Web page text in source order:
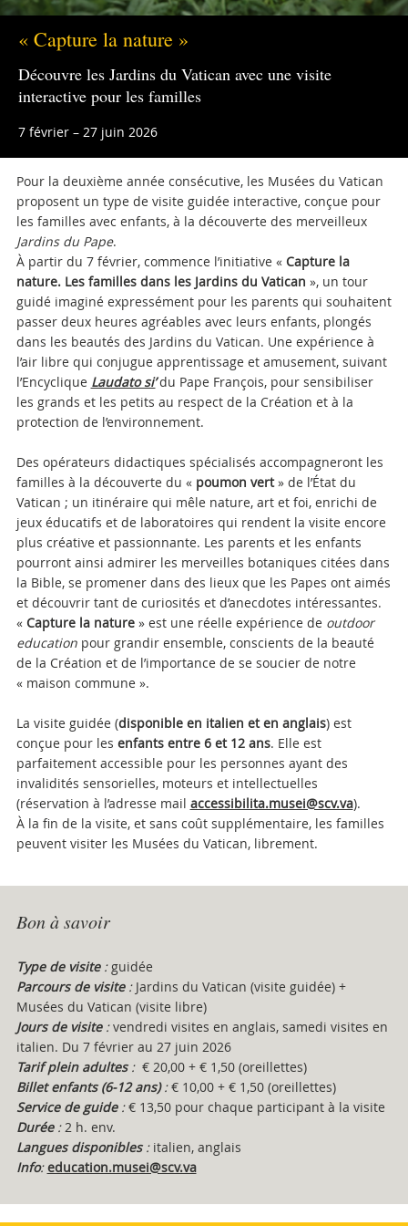
« Capture la nature »
Découvre les Jardins du Vatican avec une visite
interactive pour les familles
7 février – 27 juin 2026
Pour la deuxième année consécutive, les Musées du Vatican
proposent un type de visite guidée interactive, conçue pour
les familles avec enfants, à la découverte des merveilleux
Jardins du Pape.
À partir du 7 février, commence l’initiative «Capture la
nature. Les familles dans les Jardins du Vatican », un tour
guidé imaginé expressément pour les parents qui souhaitent
passer deux heures agréables avec leurs enfants, plongés
dans les beautés des Jardins du Vatican. Une expérience à
l’air libre qui conjugue apprentissage et amusement, suivant
l’Encyclique Laudato si’ du Pape François, pour sensibiliser
les grands et les petits au respect de la Création et à la
protection de l’environnement.
Des opérateurs didactiques spécialisés accompagneront les
familles à la découverte du «poumon vert» de l’État du
Vatican ; un itinéraire qui mêle nature, art et foi, enrichi de
jeux éducatifs et de laboratoires qui rendent la visite encore
plus créative et passionnante. Les parents et les enfants
pourront ainsi admirer les merveilles botaniques citées dans
la Bible, se promener dans des lieux que les Papes ont aimés
et découvrir tant de curiosités et d’anecdotes intéressantes.
« Capture la nature » est une réelle expérience de outdoor
educationpour grandir ensemble, conscients de la beauté
de la Création et de l’importance de se soucier de notre
« maison commune ».
La visite guidée (disponible en italien et en anglais) est
conçue pour les enfants entre 6 et 12 ans. Elle est
parfaitement accessible pour les personnes ayant des
invalidités sensorielles, moteurs et intellectuelles
(réservation à l’adresse mail accessibilita.musei@scv.va).
À la fin de la visite, et sans coût supplémentaire, les familles
peuvent visiter les Musées du Vatican, librement.
Bon à savoir
Type de visite :guidée
Parcours de visite :Jardins du Vatican (visite guidée) +
Musées du Vatican (visite libre)
Jours de visite :vendredi visites en anglais, samedi visites en
italien. Du 7 février au 27 juin 2026
Tarif plein adultes :€ 20,00 + € 1,50 (oreillettes)
Billet enfants (6-12 ans):€ 10,00 + € 1,50 (oreillettes)
Service de guide :€ 13,50 pour chaque participant à la visite
Durée :2 h. env.
Langues disponibles :italien, anglais
Info: education.musei@scv.va